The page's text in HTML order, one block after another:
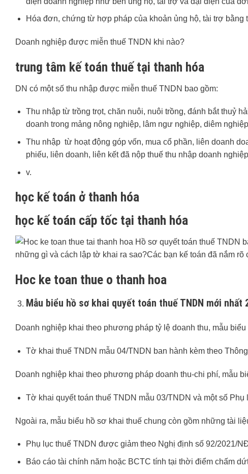
Hóa đơn, chứng từ hợp pháp của khoản ủng hộ, tài trợ bằng
Doanh nghiệp được miễn thuế TNDN khi nào?
trung tâm kế toán thuế tại thanh hóa
DN có một số thu nhập được miễn thuế TNDN bao gồm:
Thu nhập từ trồng trọt, chăn nuôi, nuôi trồng, đánh bắt thuỷ
doanh trong mảng nông nghiệp, lâm ngư nghiệp, diêm
Thu nhập từ hoạt động góp vốn, mua cổ phần, liên doanh
phiếu, liên doanh, liên kết đã nộp thuế thu nhập doanh
v.
học kế toán ở thanh hóa
học kế toán cấp tốc tại thanh hóa
Hoc ke toan thue o thanh hoa
Mẫu biểu hồ sơ khai quyết toán thuế TNDN mới nhất
Doanh nghiệp khai theo phương pháp tỷ lệ doanh thu, mẫu
Tờ khai thuế TNDN mẫu 04/TNDN ban hành kèm theo
Doanh nghiệp khai theo phương pháp doanh thu-chi phí, mẫu
Tờ khai quyết toán thuế TNDN mẫu 03/TNDN và một số
Ngoài ra, mẫu biểu hồ sơ khai thuế chung còn gồm những tài
Phụ lục thuế TNDN được giảm theo Nghị định số 92/2021/
Báo cáo tài chính năm hoặc BCTC tính tại thời điểm chấm